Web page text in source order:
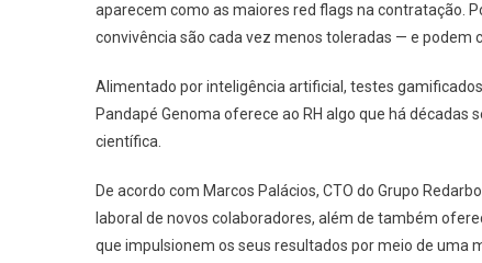
aparecem como as maiores red flags na contratação.
convivência são cada vez menos toleradas — e podem
Alimentado por inteligência artificial, testes
Pandapé Genoma oferece ao RH algo que há
científica.
De acordo com Marcos Palácios, CTO do Grupo
laboral de novos colaboradores, além de também
que impulsionem os seus resultados por meio de uma